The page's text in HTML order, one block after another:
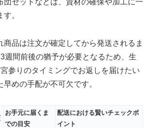
団セットなどは、資材の確保や加工に一
。
商品は注文が確定してから発送されるま
週間前後の猶予が必要となるため、生
参りのタイミングでお返しを届けたい
めの手配が不可欠です。
お手元に届くま
での目安
配送における賢いチェックポ
イント